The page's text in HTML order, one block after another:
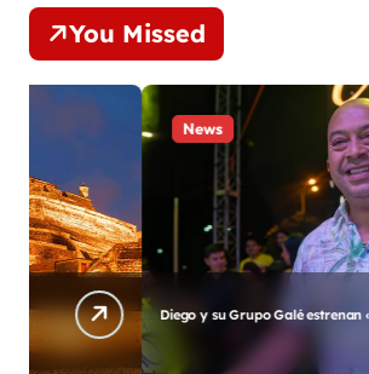
You Missed
Diego y su Grupo Galé estrenan «Gracias México»